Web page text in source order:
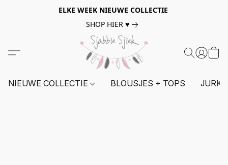
ELKE WEEK NIEUWE COLLECTIE
SHOP HIER ♥
NIEUWE COLLECTIE BLOUSJES + TOPS